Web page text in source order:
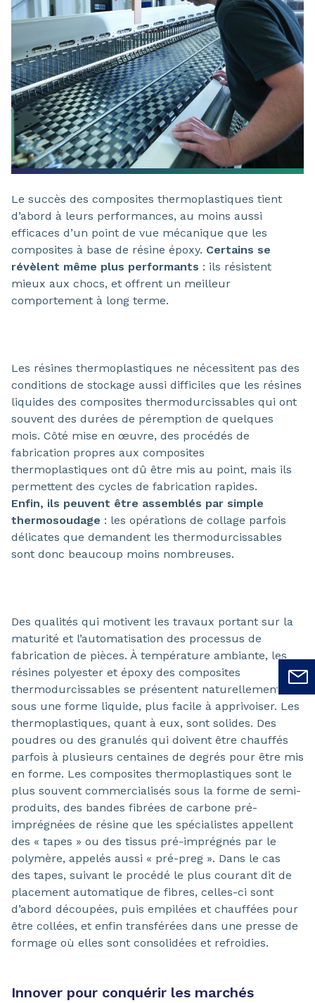
Le succès des composites thermoplastiques tient
d’abord à leurs performances, au moins aussi
efficaces d’un point de vue mécanique que les
composites à base de résine époxy. Certains se
révèlent même plus performants : ils résistent
mieux aux chocs, et offrent un meilleur
comportement à long terme.
Les résines thermoplastiques ne nécessitent pas des
conditions de stockage aussi difficiles que les résines
liquides des composites thermodurcissables qui ont
souvent des durées de péremption de quelques
mois. Côté mise en œuvre, des procédés de
fabrication propres aux composites
thermoplastiques ont dû être mis au point, mais ils
permettent des cycles de fabrication rapides.
Enfin, ils peuvent être assemblés par simple
thermosoudage : les opérations de collage parfois
délicates que demandent les thermodurcissables
sont donc beaucoup moins nombreuses.
Des qualités qui motivent les travaux portant sur la
maturité et l’automatisation des processus de
fabrication de pièces. À température ambiante, les
résines polyester et époxy des composites
thermodurcissables se présentent naturellement
sous une forme liquide, plus facile à apprivoiser. Les
thermoplastiques, quant à eux, sont solides. Des
poudres ou des granulés qui doivent être chauffés
parfois à plusieurs centaines de degrés pour être mis
en forme. Les composites thermoplastiques sont le
plus souvent commercialisés sous la forme de semi-
produits, des bandes fibrées de carbone pré-
imprégnées de résine que les spécialistes appellent
des « tapes » ou des tissus pré-imprégnés par le
polymère, appelés aussi « pré-preg ». Dans le cas
des tapes, suivant le procédé le plus courant dit de
placement automatique de fibres, celles-ci sont
d’abord découpées, puis empilées et chauffées pour
être collées, et enfin transférées dans une presse de
formage où elles sont consolidées et refroidies.
Innover pour conquérir les marchés